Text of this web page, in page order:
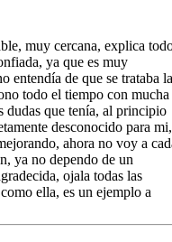
muy cercana, explica
ya que es muy
entendía de que se trataba la
todo el tiempo con mucha
dudas que tenía, al principio
desconocido para mi,
ahora no voy a
ya no dependo de un
ojala todas las
ella, es un ejemplo a